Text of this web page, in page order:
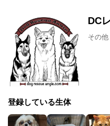
DC
その他
登録している生体